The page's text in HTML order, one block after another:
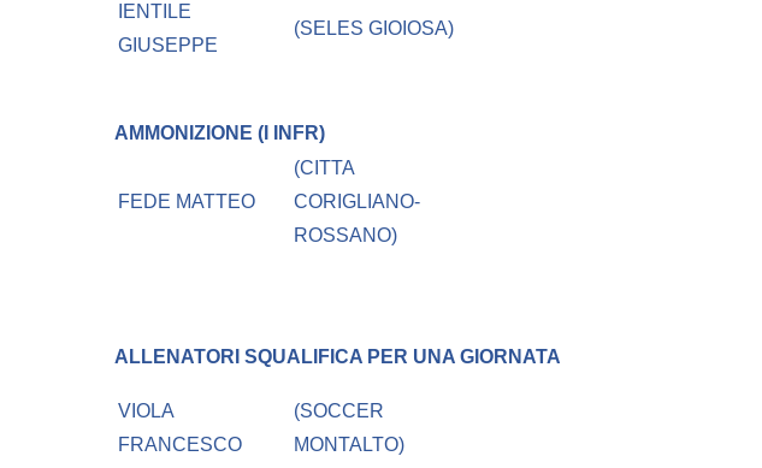
IENTILE
GIUSEPPE
(SELES GIOIOSA)
AMMONIZIONE (I INFR)
FEDE MATTEO
(CITTA
CORIGLIANO-
ROSSANO)
ALLENATORI SQUALIFICA PER UNA GIORNATA
VIOLA
FRANCESCO
(SOCCER
MONTALTO)